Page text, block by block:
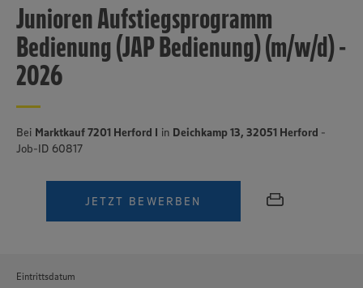
Junioren Aufstiegsprogramm
Bedienung (JAP Bedienung) (m/w/d) -
2026
Bei Marktkauf 7201 Herford I in Deichkamp 13, 32051 Herford -
Job-ID 60817
JETZT BEWERBEN
Eintrittsdatum